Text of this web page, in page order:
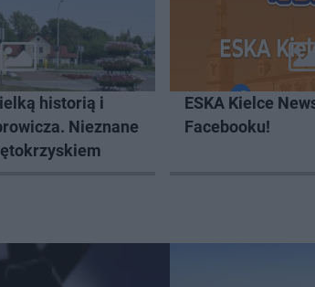
historią i
Nieznane
ESKA Kielce
Facebooku!